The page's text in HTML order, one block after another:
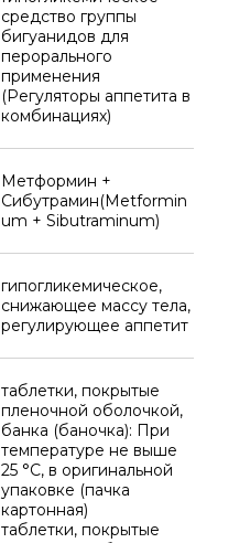
средство группы
бигуанидов для
перорального
применения
(Регуляторы аппетита в
комбинациях)
Метформин +
Сибутрамин(Metformin
um + Sibutraminum)
гипогликемическое,
снижающее массу тела,
регулирующее аппетит
таблетки, покрытые
пленочной оболочкой,
банка (баночка): При
температуре не выше
25 °C, в оригинальной
упаковке (пачка
картонная)
таблетки, покрытые